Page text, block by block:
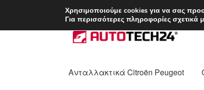
ΑΠΟΣΤΟΛΗ
Απευθείας
μετάβαση
πλοήγηση
Μετάβαση
σε
Ανταλλακτικά Citroën Peugeot
Χρησιμοποιούμε cookies για να σας
Για περισσότερες πληροφορίες